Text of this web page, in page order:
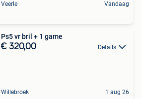
Veerle Vandaag
Ps5 vr bril + 1 game
€ 320,00 Details
Willebroek 1 aug 26